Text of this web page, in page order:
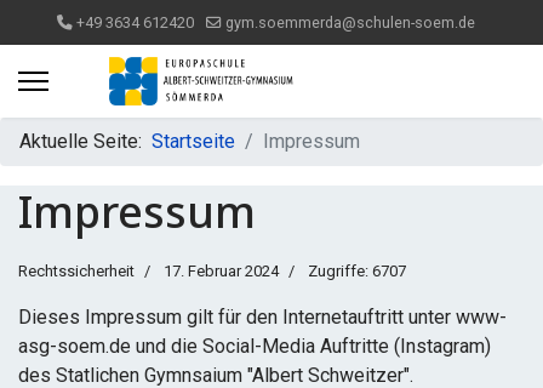
+49 3634 612420 gym.soemmerda@schulen-soem.de
Aktuelle Seite: Startseite Impressum
Impressum
Rechtssicherheit 17. Februar 2024 Zugriffe: 6707
Dieses Impressum gilt für den Internetauftritt unter www-
asg-soem.de und die Social-Media Auftritte (Instagram)
des Statlichen Gymnsaium "Albert Schweitzer".